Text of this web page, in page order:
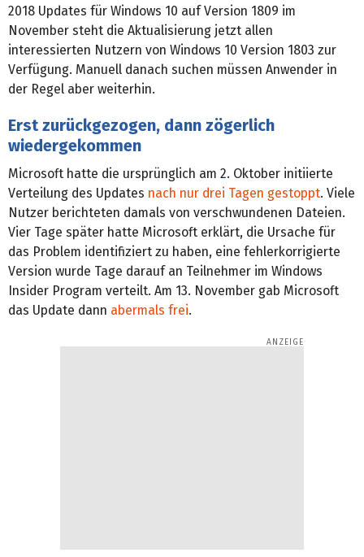
2018 Updates für Windows 10 auf Version 1809 im
November steht die Aktualisierung jetzt allen
interessierten Nutzern von Windows 10 Version 1803 zur
Verfügung. Manuell danach suchen müssen Anwender in
der Regel aber weiterhin.
Erst zurückgezogen, dann zögerlich
wiedergekommen
Microsoft hatte die ursprünglich am 2. Oktober initiierte
Verteilung des Updates nach nur drei Tagen gestoppt. Viele
Nutzer berichteten damals von verschwundenen Dateien.
Vier Tage später hatte Microsoft erklärt, die Ursache für
das Problem identifiziert zu haben, eine fehlerkorrigierte
Version wurde Tage darauf an Teilnehmer im Windows
Insider Program verteilt. Am 13. November gab Microsoft
das Update dann abermals frei.